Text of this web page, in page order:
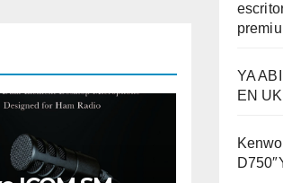
YA
EN